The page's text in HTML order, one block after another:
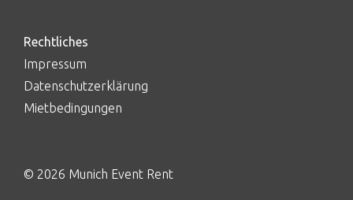
Rechtliches
Impressum
Datenschutzerklärung
Mietbedingungen
© 2026 Munich Event Rent